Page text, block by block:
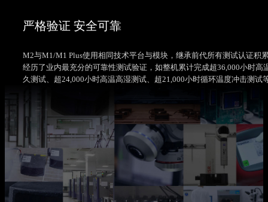
严格验证 安全可靠
M2与M1/M1 Plus使用相同技术平台与模块，继承前代所有测试认证积
经历了业内最充分的可靠性测试验证，如整机累计完成超36,000小时高
久测试、超24,000小时高温高湿测试、超21,000小时循环温度冲击测试